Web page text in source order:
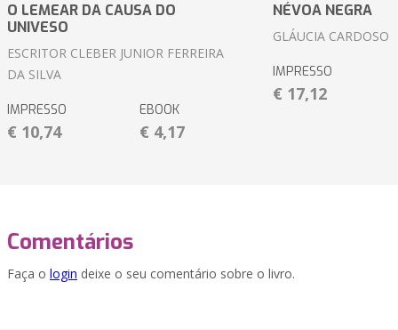
O LEMEAR DA CAUSA DO
UNIVESO
ESCRITOR CLEBER JUNIOR FERREIRA
DA SILVA
IMPRESSO
€ 10,74
EBOOK
€ 4,17
NÉVOA NEGRA
GLÁUCIA CARDOSO
IMPRESSO
€ 17,12
Comentários
Faça o login deixe o seu comentário sobre o livro.